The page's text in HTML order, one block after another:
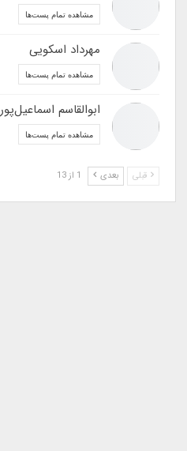
مشاهده تمام پست‌ها
مهرداد اسکویی
مشاهده تمام پست‌ها
ابوالقاسم اسماعیل‌پور
مشاهده تمام پست‌ها
قبلی بعدی 1 از 13